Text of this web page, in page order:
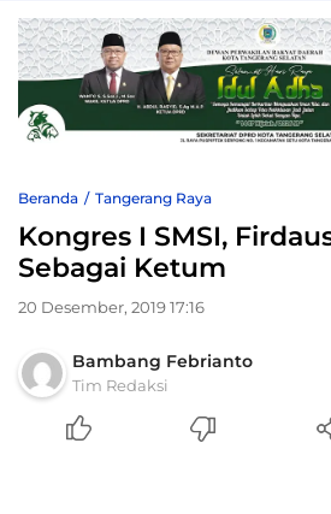
Beranda Tangerang Raya
Kongres I SMSI,
Sebagai Ketum
20 Desember, 2019 17:16
Bambang Febrianto
Tim Redaksi